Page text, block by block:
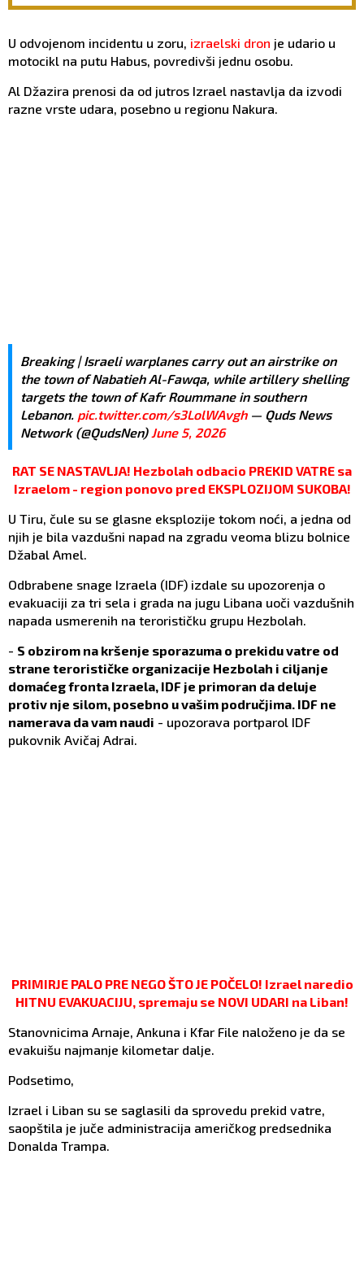
U odvojenom incidentu u zoru, izraelski dron je udario u
motocikl na putu Habus, povredivši jednu osobu.
Al Džazira prenosi da od jutros Izrael nastavlja da izvodi
razne vrste udara, posebno u regionu Nakura.
Breaking | Israeli warplanes carry out an airstrike on
the town of Nabatieh Al-Fawqa, while artillery shelling
targets the town of Kafr Roummane in southern
Lebanon. pic.twitter.com/s3LolWAvgh— Quds News
Network (@QudsNen) June 5, 2026
RAT SE NASTAVLJA! Hezbolah odbacio PREKID VATRE sa
Izraelom - region ponovo pred EKSPLOZIJOM SUKOBA!
U Tiru, čule su se glasne eksplozije tokom noći, a jedna od
njih je bila vazdušni napad na zgradu veoma blizu bolnice
Džabal Amel.
Odbrabene snage Izraela (IDF) izdale su upozorenja o
evakuaciji za tri sela i grada na jugu Libana uoči vazdušnih
napada usmerenih na terorističku grupu Hezbolah.
- S obzirom na kršenje sporazuma o prekidu vatre od
strane terorističke organizacije Hezbolah i ciljanje
domaćeg fronta Izraela, IDF je primoran da deluje
protiv nje silom, posebno u vašim područjima. IDF ne
namerava da vam naudi - upozorava portparol IDF
pukovnik Avičaj Adrai.
PRIMIRJE PALO PRE NEGO ŠTO JE POČELO! Izrael naredio
HITNU EVAKUACIJU, spremaju se NOVI UDARI na Liban!
Stanovnicima Arnaje, Ankuna i Kfar File naloženo je da se
evakuišu najmanje kilometar dalje.
Podsetimo,
Izrael i Liban su se saglasili da sprovedu prekid vatre,
saopštila je juče administracija američkog predsednika
Donalda Trampa.